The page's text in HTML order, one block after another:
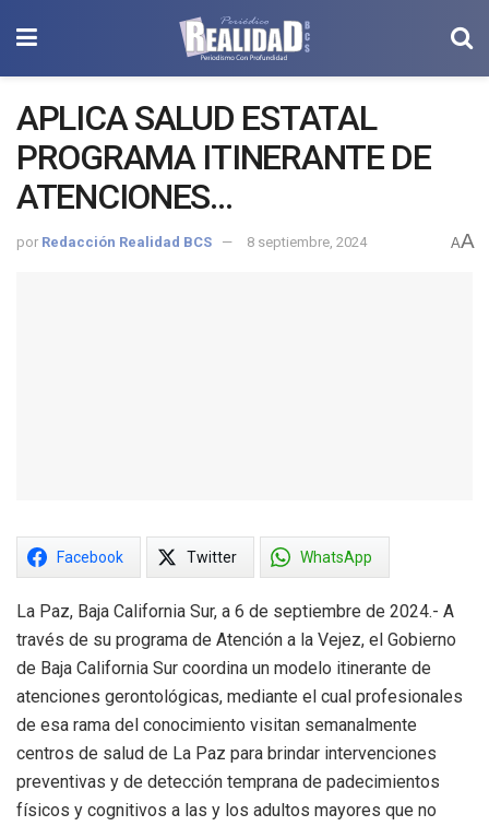
APLICA SALUD ESTATAL
PROGRAMA ITINERANTE DE
ATENCIONES
GERONTOLÓGICAS
por Redacción Realidad BCS 8 septiembre, 2024 AA
Facebook Twitter WhatsApp
La Paz, Baja California Sur, a 6 de septiembre de 2024.- A
través de su programa de Atención a la Vejez, el Gobierno
de Baja California Sur coordina un modelo itinerante de
atenciones gerontológicas, mediante el cual profesionales
de esa rama del conocimiento visitan semanalmente
centros de salud de La Paz para brindar intervenciones
preventivas y de detección temprana de padecimientos
físicos y cognitivos a las y los adultos mayores que no